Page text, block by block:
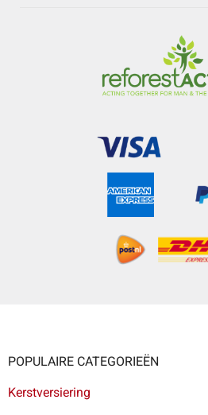
POPULAIRE CATEGORIEËN
Kerstversiering